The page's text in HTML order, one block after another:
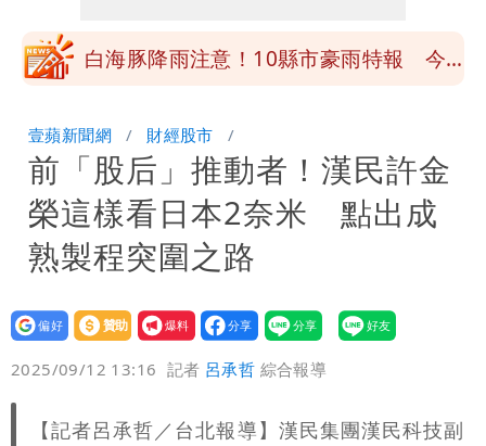
Cheap：愛台灣只是發財的口號
白海豚降雨注意！10縣市豪雨特報 今
8校停課不停班
壹蘋新聞網 財經股市
前「股后」推動者！漢民許金
榮這樣看日本2奈米 點出成
熟製程突圍之路
設為
贊助
我要
爆料
2025/09/12 13:16 記者 呂承哲 綜合報導
【記者呂承哲／台北報導】漢民集團漢民科技副